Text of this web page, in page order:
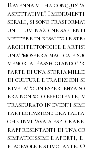
Ravenna mi ha
aspettative! I
serali, si sono
un'illuminazione
mettere in risalto le
architettoniche e
un'atmosfera magica e
memoria. Passeggiando
parte di una storia
di culture e tradizioni
rivelato un'esperienza
era non solo efficiente,
trascurato in eventi
partecipazione era
che invitava a esplorare
rappresentanti di una
simpaticissimi e aperti, e
piacevole e stimolante.